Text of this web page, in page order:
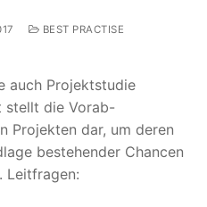
BEST PRACTISE
auch Projektstudie
stellt die Vorab-
Projekten dar, um deren
bestehender Chancen
Leitfragen: